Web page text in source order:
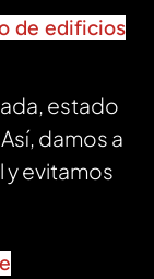
de edificios
estado
damos a
y evitamos